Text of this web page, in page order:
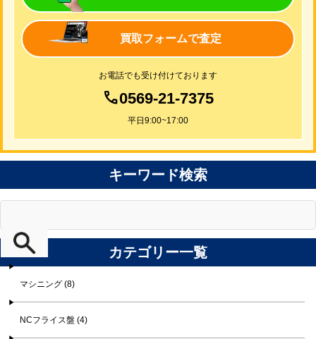
買取フォームで査定
お電話でも受け付けております
0569-21-7375
平日9:00~17:00
キーワード検索
カテゴリー一覧
マシニング (8)
NCフライス盤 (4)